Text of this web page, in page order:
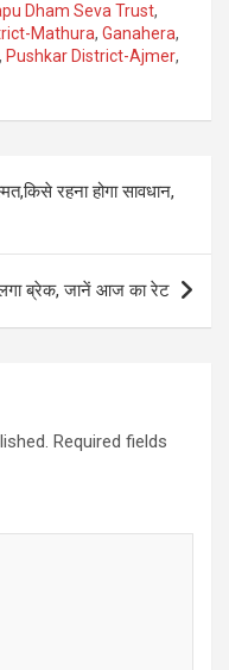
Dham Seva Trust,
Mathura, Ganahera,
, Pushkar District-Ajmer,
रहना होगा सावधान,
लगा ब्रेक, जानें आज का रेट
Required fields